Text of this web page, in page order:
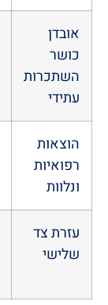
אובדן
כושר
השתכרות
עתידי
הוצאות
רפואיות
ונלוות
עזרת צד
שלישי